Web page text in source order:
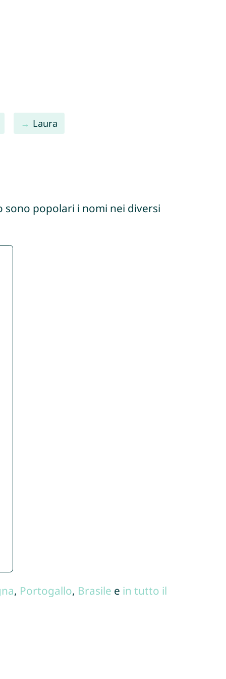
Laura
sono popolari i nomi nei diversi
, Portogallo, Brasile e in tutto il